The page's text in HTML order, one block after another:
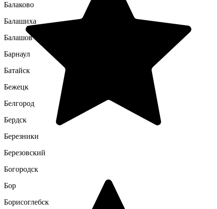
Балаково
Балашиха
Балашов
Барнаул
Батайск
Бежецк
Белгород
Бердск
Березники
Березовский
Богородск
Бор
Борисоглебск